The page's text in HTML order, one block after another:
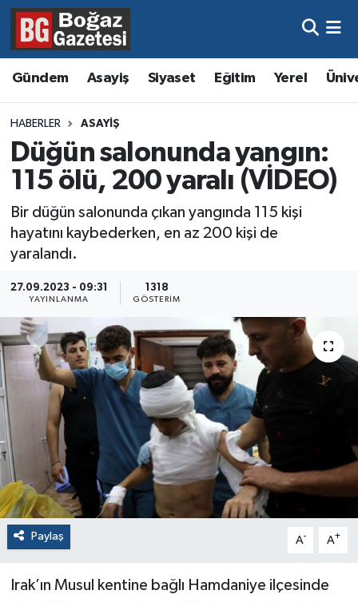
Gündem Asayiş Siyaset Eğitim Yerel
HABERLER ASAYIŞ
Düğün salonunda yangın:
115 ölü, 200 yaralı (VİDEO)
Bir düğün salonunda çıkan yangında 115 kişi
hayatını kaybederken, en az 200 kişi de
yaralandı.
27.09.2023 - 09:31
YAYINLANMA
1318
GÖSTERIM
Paylaş A- A+
Irak’ın Musul kentine bağlı Hamdaniye ilçesinde
Asayiş
Eğitim
Ekonomi
Gündem
Kültür ve Sanat
Resmi İlanlar
Sağlık
Hava Durumu
Trafik Durumu
Süper Lig Puan Durumu ve Fikstür
Tüm Manşetler
Son Dakika Haberleri